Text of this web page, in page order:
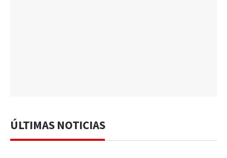
ÚLTIMAS NOTICIAS